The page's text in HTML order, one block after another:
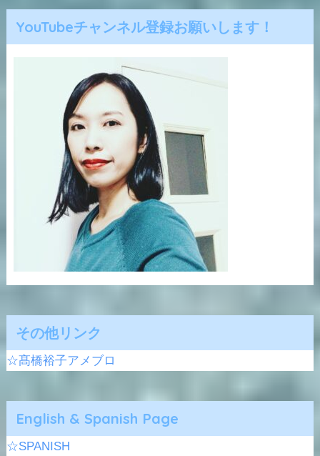
YouTubeチャンネル登録お願いします！
その他リンク
☆髙橋裕子アメブロ
English & Spanish Page
☆SPANISH